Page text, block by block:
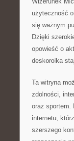
użyteczność
się ważnym
Dzięki
opowieść o
deskorolka
Ta witryna
zdolności,
oraz sportem.
internetu,
szerszego